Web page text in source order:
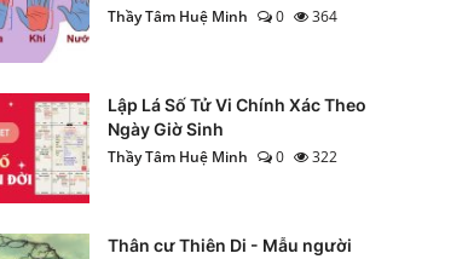
Thầy Tâm Huệ Minh
0 364
Lập Lá Số Tử Vi Chính Xác Theo
Ngày Giờ Sinh
Thầy Tâm Huệ Minh
0 322
Thân cư Thiên Di - Mẫu người